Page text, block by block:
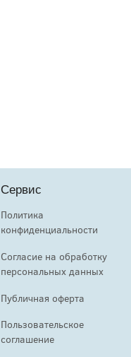
Сервис
Политика
конфиденциальности
Согласие на обработку
персональных данных
Публичная оферта
Пользовательское
соглашение